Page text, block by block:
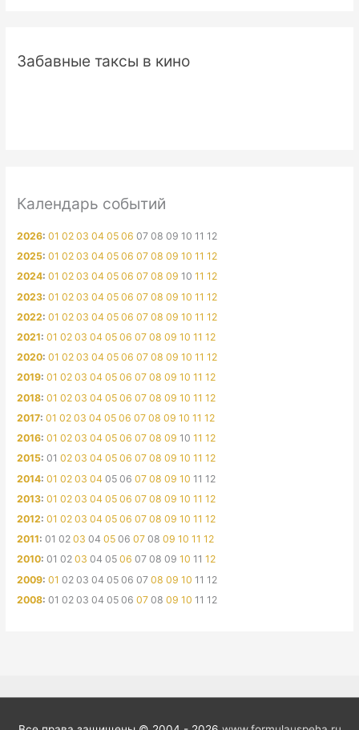
Забавные таксы в кино
Календарь событий
2026:01 02 03 04 05 06 07 08 09 10 11 12
2025:01 02 03 04 05 06 07 08 09 10 11 12
2024:01 02 03 04 05 06 07 08 09 10 11 12
2023:01 02 03 04 05 06 07 08 09 10 11 12
2022:01 02 03 04 05 06 07 08 09 10 11 12
2021:01 02 03 04 05 06 07 08 09 10 11 12
2020:01 02 03 04 05 06 07 08 09 10 11 12
2019:01 02 03 04 05 06 07 08 09 10 11 12
2018:01 02 03 04 05 06 07 08 09 10 11 12
2017:01 02 03 04 05 06 07 08 09 10 11 12
2016:01 02 03 04 05 06 07 08 09 10 11 12
2015:01 02 03 04 05 06 07 08 09 10 11 12
2014:01 02 03 04 05 06 07 08 09 10 11 12
2013:01 02 03 04 05 06 07 08 09 10 11 12
2012:01 02 03 04 05 06 07 08 09 10 11 12
2011:01 02 03 04 05 06 07 08 09 10 11 12
2010:01 02 03 04 05 06 07 08 09 10 11 12
2009:01 02 03 04 05 06 07 08 09 10 11 12
2008:01 02 03 04 05 06 07 08 09 10 11 12